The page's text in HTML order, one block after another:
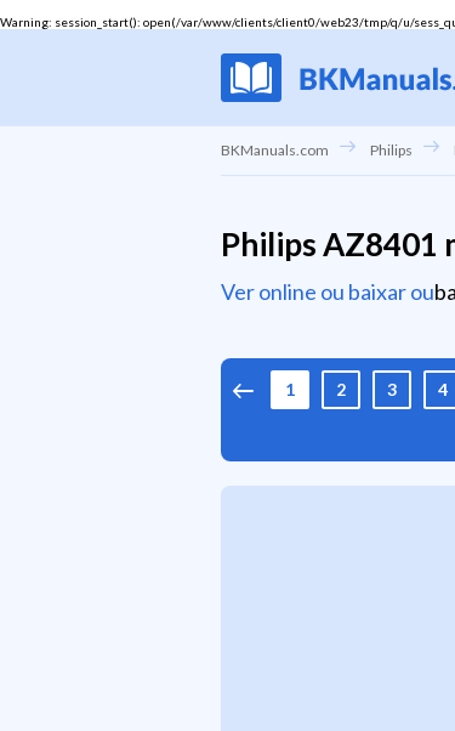
Warning: session_start(): open(/var/www/clients/client0/web23/tmp/q/u/
BKManuals.com Philips
Philips AZ8401
Ver online ou baixar ou
1 2 3 4